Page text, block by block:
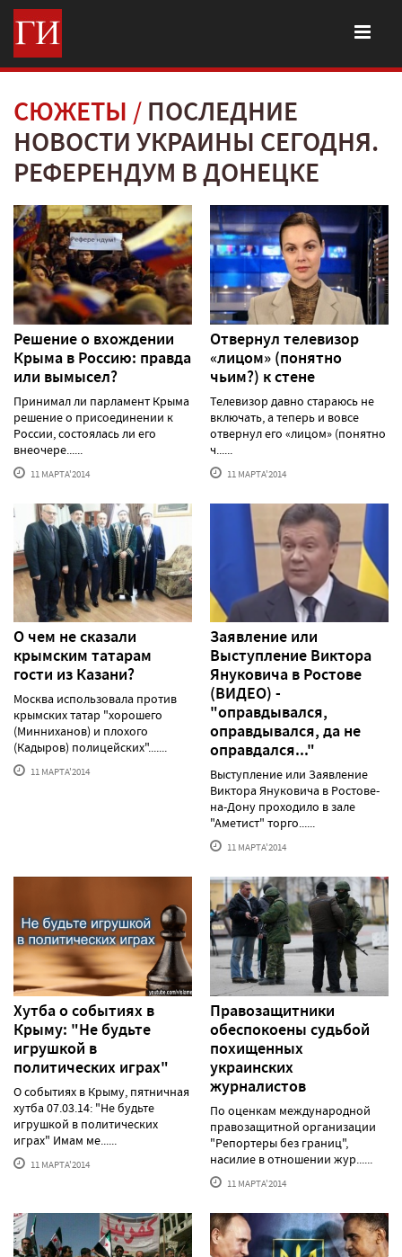
СЮЖЕТЫ
ПОСЛЕДНИЕ
НОВОСТИ УКРАИНЫ СЕГОДНЯ.
РЕФЕРЕНДУМ В ДОНЕЦКЕ
Решение о вхождении
Крыма в Россию: правда
или вымысел?
Принимал ли парламент Крыма
решение о присоединении к
России, состоялась ли его
внеочере......
11 МАРТА'2014
Отвернул телевизор
«лицом» (понятно
чьим?) к стене
Телевизор давно стараюсь не
включать, а теперь и вовсе
отвернул его «лицом» (понятно
ч......
11 МАРТА'2014
О чем не сказали
крымским татарам
гости из Казани?
Москва использовала против
крымских татар "хорошего
(Минниханов) и плохого
(Кадыров) полицейских".......
11 МАРТА'2014
Заявление или
Выступление Виктора
Януковича в Ростове
(ВИДЕО) -
"оправдывался,
оправдывался, да не
оправдался..."
Выступление или Заявление
Виктора Януковича в Ростове-
на-Дону проходило в зале
"Аметист" торго......
11 МАРТА'2014
Хутба о событиях в
Крыму: "Не будьте
игрушкой в
политических играх"
О событиях в Крыму, пятничная
хутба 07.03.14: "Не будьте
игрушкой в политических
играх" Имам ме......
11 МАРТА'2014
Правозащитники
обеспокоены судьбой
похищенных
украинских
журналистов
По оценкам международной
правозащитной организации
"Репортеры без границ",
насилие в отношении жур......
11 МАРТА'2014